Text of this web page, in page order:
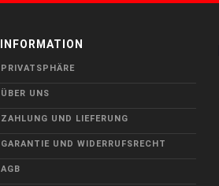
INFORMATION
PRIVATSPHÄRE
ÜBER UNS
ZAHLUNG UND LIEFERUNG
GARANTIE UND WIDERRUFSRECHT
AGB